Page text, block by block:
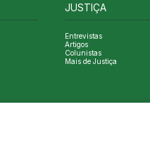
JUSTIÇA
Entrevistas
Artigos
Colunistas
Mais de Justiça